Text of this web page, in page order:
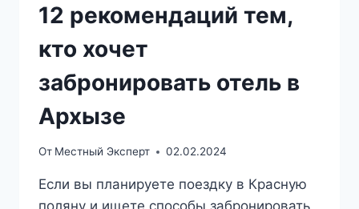
12 рекомендаций тем,
кто хочет
забронировать отель в
Архызе
От Местный Эксперт 02.02.2024
Если вы планируете поездку в Красную